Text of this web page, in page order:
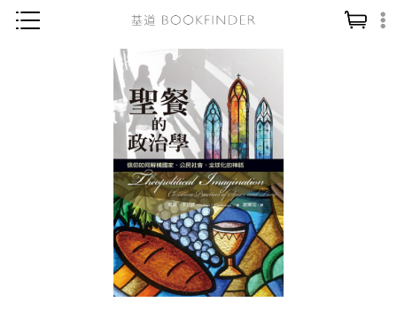
神學／教義
讀經／研經
信仰入門
教會歷史
靈修／禱告
信徒生活
教會事工